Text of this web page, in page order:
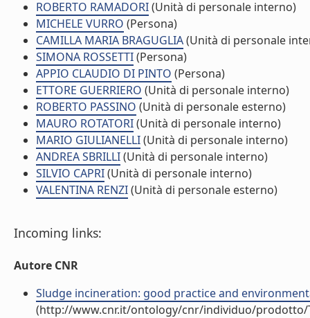
ROBERTO RAMADORI(Unità di personale interno)
MICHELE VURRO (Persona)
CAMILLA MARIA BRAGUGLIA(Unità di personale
SIMONA ROSSETTI(Persona)
APPIO CLAUDIO DI PINTO (Persona)
ETTORE GUERRIERO (Unità di personale interno)
ROBERTO PASSINO (Unità di personale esterno)
MAURO ROTATORI(Unità di personale interno)
MARIO GIULIANELLI(Unità di personale interno)
ANDREA SBRILLI(Unità di personale interno)
SILVIO CAPRI(Unità di personale interno)
VALENTINA RENZI(Unità di personale esterno)
Incoming links:
Autore CNR
Sludge incineration: good practice and
(http://www.cnr.it/ontology/cnr/individuo/prodotto/